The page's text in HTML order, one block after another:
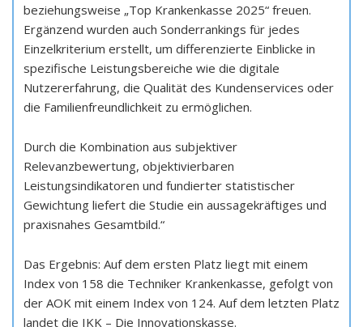
beziehungsweise „Top Krankenkasse 2025“ freuen.
Ergänzend wurden auch Sonderrankings für jedes
Einzelkriterium erstellt, um differenzierte Einblicke in
spezifische Leistungsbereiche wie die digitale
Nutzererfahrung, die Qualität des Kundenservices oder
die Familienfreundlichkeit zu ermöglichen.
Durch die Kombination aus subjektiver
Relevanzbewertung, objektivierbaren
Leistungsindikatoren und fundierter statistischer
Gewichtung liefert die Studie ein aussagekräftiges und
praxisnahes Gesamtbild.“
Das Ergebnis: Auf dem ersten Platz liegt mit einem
Index von 158 die Techniker Krankenkasse, gefolgt von
der AOK mit einem Index von 124. Auf dem letzten Platz
landet die IKK – Die Innovationskasse.